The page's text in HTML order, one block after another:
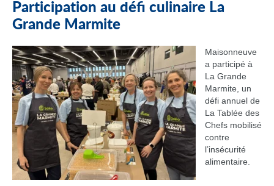
Participation au défi culinaire La
Grande Marmite
Maisonneuve
a participé à
La Grande
Marmite, un
défi annuel de
La Tablée des
Chefs mobilisé
contre
l’insécurité
alimentaire.